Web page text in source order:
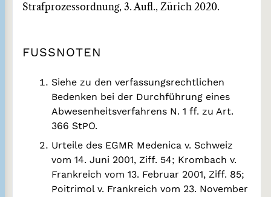
Strafprozessordnung, 3. Aufl., Zürich 2020.
FUSSNOTEN
Siehe zu den verfassungsrechtlichen
Bedenken bei der Durchführung eines
Abwesenheitsverfahrens N. 1 ff. zu Art.
366 StPO.
Urteile des EGMR Medenica v. Schweiz
vom 14. Juni 2001, Ziff. 54; Krombach v.
Frankreich vom 13. Februar 2001, Ziff. 85;
Poitrimol v. Frankreich vom 23. November